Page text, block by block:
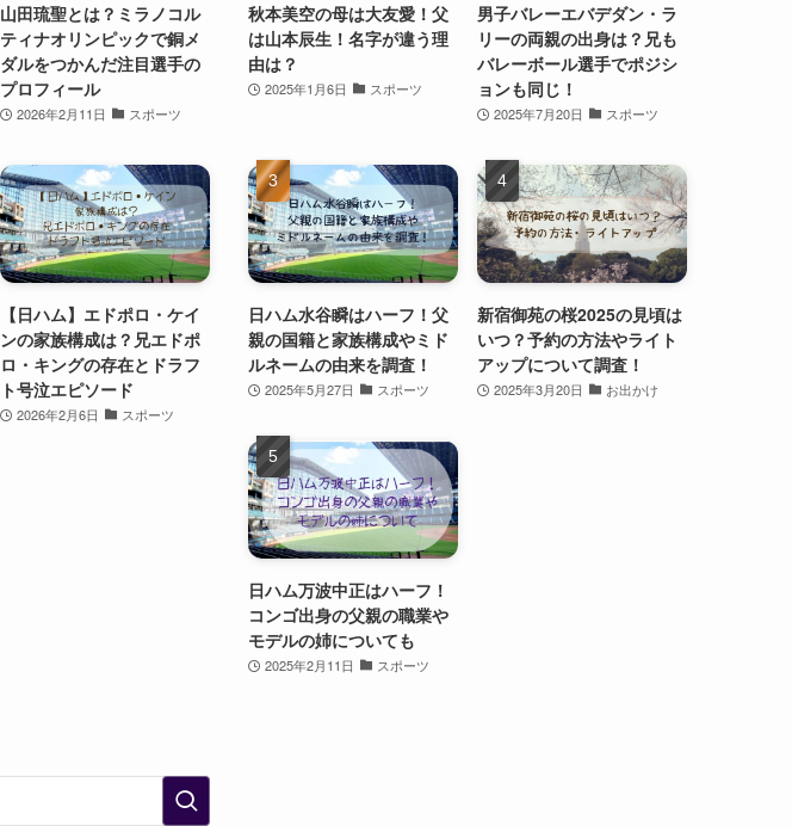
山田琉聖とは？ミラノコル
ティナオリンピックで銅メ
ダルをつかんだ注目選手の
プロフィール
2026年2月11日 スポーツ
【日ハム】エドポロ・ケイ
ンの家族構成は？兄エドポ
ロ・キングの存在とドラフ
ト号泣エピソード
2026年2月6日 スポーツ
秋本美空の母は大友愛！父
は山本辰生！名字が違う理
由は？
2025年1月6日 スポーツ
男子バレーエバデダン・ラ
リーの両親の出身は？兄も
バレーボール選手でポジシ
ョンも同じ！
2025年7月20日 スポーツ
日ハム水谷瞬はハーフ！父
親の国籍と家族構成やミド
ルネームの由来を調査！
2025年5月27日 スポーツ
新宿御苑の桜2025の見頃は
いつ？予約の方法やライト
アップについて調査！
2025年3月20日 お出かけ
日ハム万波中正はハーフ！
コンゴ出身の父親の職業や
モデルの姉についても
2025年2月11日 スポーツ